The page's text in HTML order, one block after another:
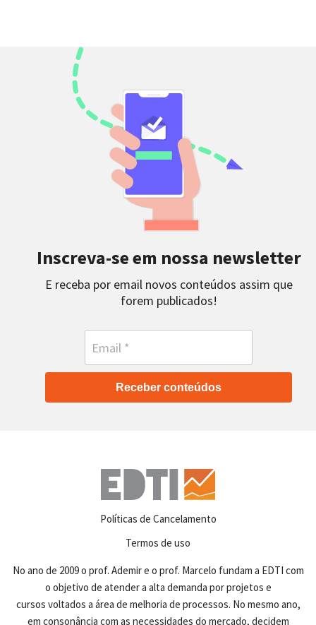
Inscreva-se em nossa newsletter
E receba por email novos conteúdos assim que
forem publicados!
Receber conteúdos
Políticas de Cancelamento
Termos de uso
No ano de 2009 o prof. Ademir e o prof. Marcelo fundam a EDTI com
o objetivo de atender a alta demanda por projetos e
cursos voltados a área de melhoria de processos. No mesmo ano,
em consonância com as necessidades do mercado, decidem